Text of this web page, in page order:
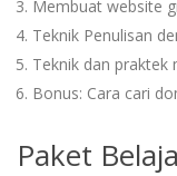
Membuat website
Teknik Penulisan
Teknik dan praktek
Bonus: Cara cari
Paket